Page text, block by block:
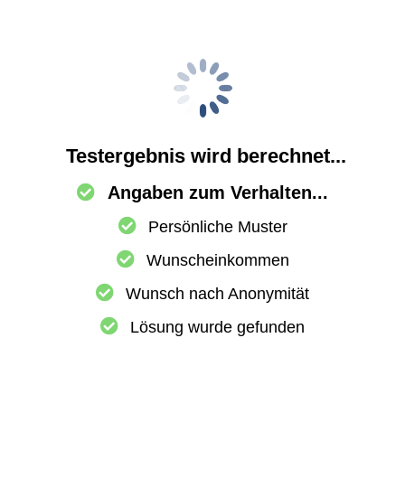
Testergebnis wird berechnet...
Angaben zum Verhalten...
Persönliche Muster
Wunscheinkommen
Wunsch nach Anonymität
Lösung wurde gefunden